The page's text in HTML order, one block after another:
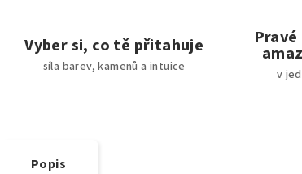
Vyber si, co tě přitahuje
síla barev, kamenů a intuice v
Popis